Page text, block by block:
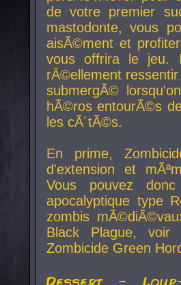
de votre premier
mastodonte, vous
aisÃ©ment et
vous offrira le jeu.
rÃ©ellement
submergÃ©
hÃ©ros entourÃ©s
les cÃ´tÃ©s.
En prime,
d'extension et
Vous pouvez
apocalyptique type
zombis
Black Plague,
Zombicide Green
Dessert -